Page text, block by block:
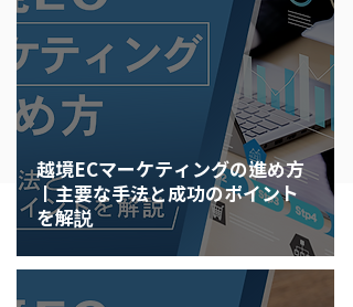
越境ECマーケティングの進め方
丨主要な手法と成功のポイント
を解説